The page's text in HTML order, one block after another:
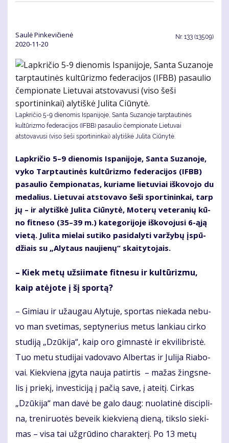
Saulė Pinkevičienė
2020-11-20
Nr. 133 (13509)
Lapkričio 5-9 dienomis Ispanijoje, Santa Suzanoje tarptautinės
kultūrizmo federacijos (IFBB) pasaulio čempionate Lietuvai
atstovavusi (viso šeši sportininkai) alytiškė Julita Ciūnytė.
Lap­kri­čio 5–9 die­no­mis Is­pa­ni­jo­je, San­ta Su­za­no­je,
vy­ko Tarp­tau­ti­nės kul­tū­riz­mo fe­de­ra­ci­jos (IFBB)
pa­sau­lio čem­pio­na­tas, ku­ria­me lie­tu­viai iš­ko­vo­jo du
me­da­lius. Lie­tu­vai at­sto­va­vo še­ši spor­ti­nin­kai, tarp
jų – ir aly­tiš­kė Ju­li­ta Ciū­ny­tė, Mo­te­rų ve­te­ra­nių kū­
no fit­ne­so (35–39 m.) ka­te­go­ri­jo­je iš­ko­vo­ju­si 6-ąją
vie­tą. Ju­li­ta mie­lai su­ti­ko pa­si­da­ly­ti var­žy­bų įspū­
džiais su „Aly­taus nau­jie­nų“ skai­ty­to­jais.
– Kiek me­tų už­si­i­ma­te fit­ne­su ir kul­tū­riz­mu,
kaip at­ėjo­te į šį spor­tą?
– Gi­miau ir už­au­gau Aly­tu­je, spor­tas nie­ka­da ne­bu­
vo man sve­ti­mas, sep­ty­ne­rius me­tus lan­kiau cir­ko
stu­di­ją „Dzū­ki­ja“, kaip oro gim­nas­tė ir ek­vi­lib­ris­tė.
Tuo me­tu stu­di­jai va­do­va­vo Al­ber­tas ir Ju­li­ja Ria­bo­
vai. Kiek­vie­na įgy­ta nau­ja pa­tir­tis – ma­žas žings­ne­
lis į prie­kį, in­ves­ti­ci­ją į pa­čią sa­ve, į at­ei­tį. Cir­kas
„Dzū­ki­ja“ man da­vė be ga­lo daug: nuo­la­ti­nė dis­cip­li­
na, tre­ni­ruo­tės be­veik kiek­vie­ną die­ną, tiks­lo sie­ki­
mas – vi­sa tai už­grū­di­no cha­rak­te­rį. Po 13 me­tų